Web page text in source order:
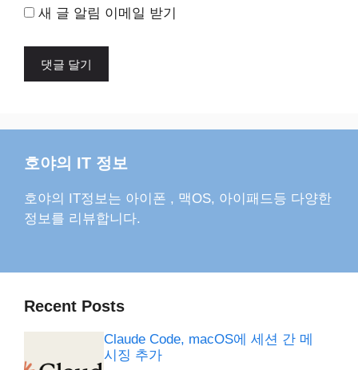
새 글 알림 이메일 받기
호야의 IT 정보
호야의 IT정보는 아이폰 , 맥OS, 아이패드등 다양한
정보를 리뷰합니다.
Recent Posts
Claude Code, macOS에 세션 간 메
시징 추가